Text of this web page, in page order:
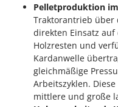
Pramac
Prismafood
R.G.V.
Rato
Pelletproduktion
Traktorantrieb über
direkten Einsatz
Holzresten und
Kardanwelle
gleichmäßige
Arbeitszyklen.
mittlere und große